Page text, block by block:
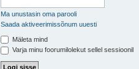
Ma unustasin oma parooli
Saada aktiveerimissõnum uuesti
Mäleta mind
Varja minu foorumilolekut sellel sessioonil